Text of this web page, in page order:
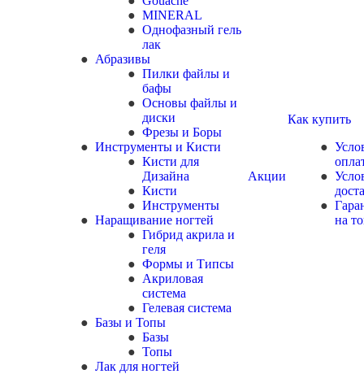
MINERAL
Однофазный гель
лак
Абразивы
Пилки файлы и
бафы
Основы файлы и
диски
Фрезы и Боры
Инструменты и Кисти
Кисти для
Дизайна
Кисти
Инструменты
Наращивание ногтей
Гибрид акрила и
геля
Формы и Типсы
Акриловая
система
Гелевая система
Базы и Топы
Базы
Топы
Лак для ногтей
Акции
Как купить
на